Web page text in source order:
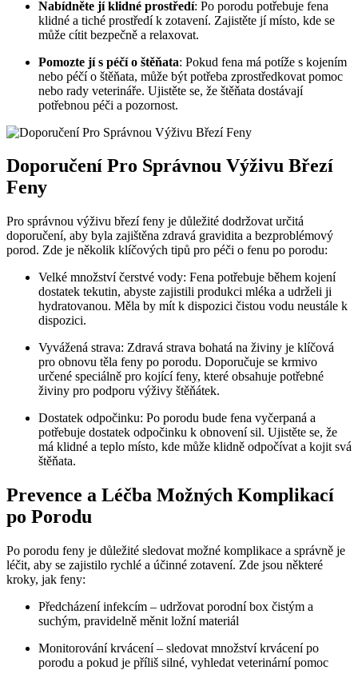
Nabídněte jí klidné​ prostředí: Po porodu potřebuje fena
klidné a tiché prostředí k zotavení. Zajistěte jí​ místo,⁣ kde ‍se
může⁢ cítit bezpečně a relaxovat.
Pomozte jí s péčí o štěňata: Pokud fena má potíže s kojením
nebo péčí o štěňata, může být potřeba zprostředkovat pomoc
nebo rady veterináře. Ujistěte se, že štěňata ​dostávají
potřebnou ‌péči a pozornost.
Doporučení Pro Správnou Výživu Březí
Feny
Pro správnou výživu ⁢březí feny je ‍důležité dodržovat určitá
doporučení, aby byla zajištěna ‌zdravá gravidita a bezproblémový
porod. ⁢Zde je několik klíčových tipů pro péči o‍ fenu⁢ po porodu:
Velké množství čerstvé vody: Fena potřebuje během⁣ kojení
dostatek ⁤tekutin, abyste zajistili produkci mléka a udrželi ji
hydratovanou.‍ Měla‌ by mít k dispozici čistou vodu neustále k
dispozici.
Vyvážená strava: Zdravá strava bohatá na živiny je ‌klíčová
pro obnovu‌ těla feny‌ po porodu. Doporučuje se krmivo
určené speciálně⁢ pro kojící feny, které obsahuje⁣ potřebné
živiny pro podporu výživy štěňátek.
Dostatek odpočinku: Po porodu bude fena vyčerpaná a
potřebuje dostatek⁢ odpočinku k obnovení sil. Ujistěte se, že
má ‍klidné a teplo místo, kde může klidně odpočívat​ a kojit⁢ svá
štěňata.
Prevence ‌a Léčba Možných⁢ Komplikací⁢
po Porodu
Po porodu feny je důležité sledovat ⁣možné komplikace a správně ‍je
léčit,⁣ aby se ⁤zajistilo rychlé a účinné zotavení. Zde jsou některé
kroky, jak feny:
Předcházení infekcím – udržovat porodní box ‍čistým a
suchým, pravidelně ⁤měnit ložní materiál
Monitorování krvácení – sledovat množství ‌krvácení po
porodu a pokud⁣ je příliš silné, ​vyhledat veterinární ‍pomoc